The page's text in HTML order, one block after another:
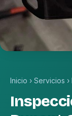
Inicio › Servicios ›